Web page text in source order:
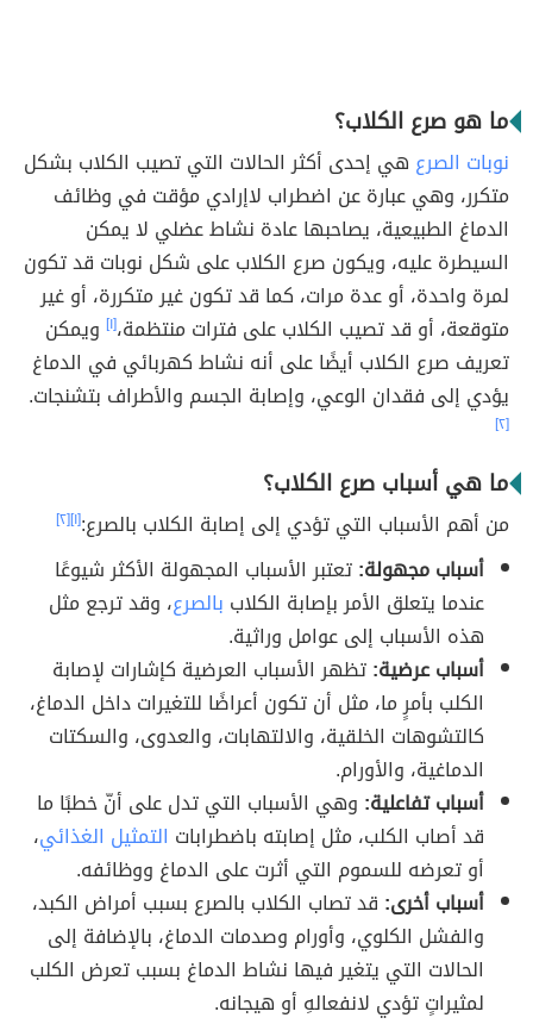
ما هو صرع الكلاب؟
نوبات الصرع هي إحدى أكثر الحالات التي تصيب الكلاب بشكل
متكرر، وهي عبارة عن اضطراب لاإرادي مؤقت في وظائف
الدماغ الطبيعية، يصاحبها عادة نشاط عضلي لا يمكن
السيطرة عليه، ويكون صرع الكلاب على شكل نوبات قد تكون
لمرة واحدة، أو عدة مرات، كما قد تكون غير متكررة، أو غير
متوقعة، أو قد تصيب الكلاب على فترات منتظمة،[١] ويمكن
تعريف صرع الكلاب أيضًا على أنه نشاط كهربائي في الدماغ
يؤدي إلى فقدان الوعي، وإصابة الجسم والأطراف بتشنجات.
[٢]
ما هي أسباب صرع الكلاب؟
من أهم الأسباب التي تؤدي إلى إصابة الكلاب بالصرع:[١] [٢]
أسباب مجهولة:تعتبر الأسباب المجهولة الأكثر شيوعًا
عندما يتعلق الأمر بإصابة الكلاب بالصرع، وقد ترجع مثل
هذه الأسباب إلى عوامل وراثية.
أسباب عرضية:تظهر الأسباب العرضية كإشارات لإصابة
الكلب بأمرٍ ما، مثل أن تكون أعراضًا للتغيرات داخل الدماغ،
كالتشوهات الخلقية، والالتهابات، والعدوى، والسكتات
الدماغية، والأورام.
أسباب تفاعلية: وهي الأسباب التي تدل على أنّ خطبًا ما
قد أصاب الكلب، مثل إصابته باضطرابات التمثيل الغذائي،
أو تعرضه للسموم التي أثرت على الدماغ ووظائفه.
أسباب أخرى: قد تصاب الكلاب بالصرع بسبب أمراض الكبد،
والفشل الكلوي، وأورام وصدمات الدماغ، بالإضافة إلى
الحالات التي يتغير فيها نشاط الدماغ بسبب تعرض الكلب
لمثيراتٍ تؤدي لانفعالهِ أو هيجانه.